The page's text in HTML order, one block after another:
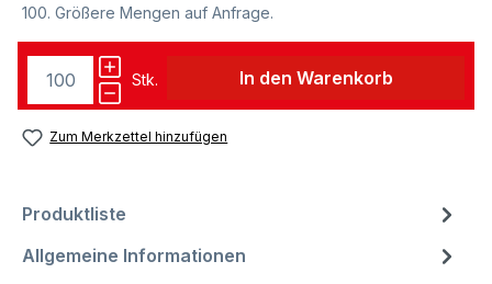
100. Größere Mengen auf Anfrage.
Stk. In den Warenkorb
Zum Merkzettel hinzufügen
Produktliste
Allgemeine Informationen